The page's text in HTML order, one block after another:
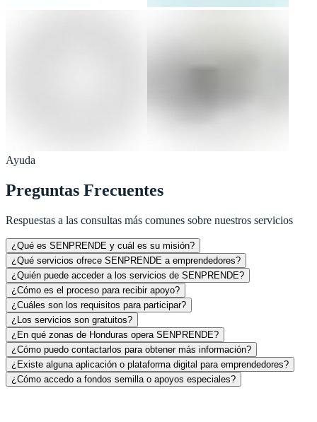
Ayuda
Preguntas Frecuentes
Respuestas a las consultas más comunes sobre nuestros servicios
¿Qué es SENPRENDE y cuál es su misión?
¿Qué servicios ofrece SENPRENDE a emprendedores?
¿Quién puede acceder a los servicios de SENPRENDE?
¿Cómo es el proceso para recibir apoyo?
¿Cuáles son los requisitos para participar?
¿Los servicios son gratuitos?
¿En qué zonas de Honduras opera SENPRENDE?
¿Cómo puedo contactarlos para obtener más información?
¿Existe alguna aplicación o plataforma digital para emprendedores?
¿Cómo accedo a fondos semilla o apoyos especiales?